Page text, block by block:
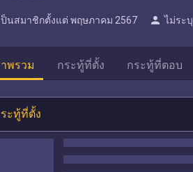
ป็นสมาชิกตั้งแต่ พฤษภาคม 2567 person ไม่ระบุ
พรวม กระทู้ที่ตั้ง กระทู้ที่ตอบ
ะทู้ที่ตั้ง